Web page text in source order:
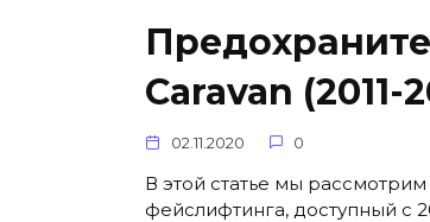
Caravan (2011-
02.11.2020 0
В этой статье мы
фейслифтинга, доступный с